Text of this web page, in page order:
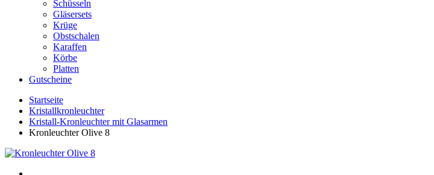
Schüsseln
Gläsersets
Krüge
Obstschalen
Karaffen
Körbe
Platten
Gutscheine
Startseite
Kristallkronleuchter
Kristall-Kronleuchter mit Glasarmen
Kronleuchter Olive 8